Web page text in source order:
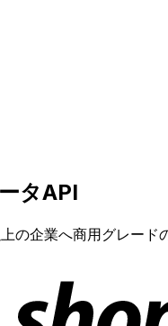
タAPI
の企業へ商用グレード